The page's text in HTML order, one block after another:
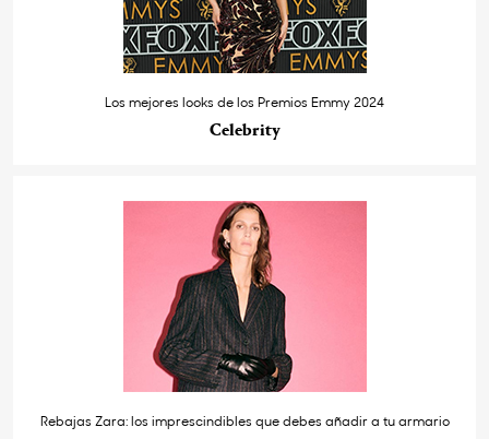
Los mejores looks de los Premios Emmy 2024
Celebrity
Rebajas Zara: los imprescindibles que debes añadir a tu armario